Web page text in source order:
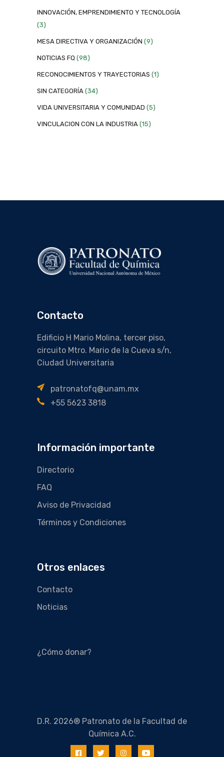
INNOVACIÓN, EMPRENDIMIENTO Y TECNOLOGÍA
(3)
MESA DIRECTIVA Y ORGANIZACIÓN (9)
NOTICIAS FQ (98)
RECONOCIMIENTOS Y TRAYECTORIAS (1)
SIN CATEGORÍA (34)
VIDA UNIVERSITARIA Y COMUNIDAD (5)
VINCULACION CON LA INDUSTRIA (15)
Contacto
Edificio H Mario Molina, tercer piso,
circuito Mtro. Mario de la Cueva s/n,
Ciudad Universitaria
patronatofq@unam.mx
+55 5623 3818
Información importante
Directorio
FAQ
Aviso de Privacidad
Términos y Condiciones
Otros enlaces
Contacto
Noticias
¿Cómo donar?
D.R. 2026® Patronato de la Facultad de
Química A.C.